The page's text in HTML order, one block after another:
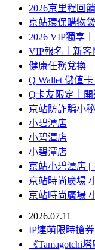
2026京里程回
京站環保購物
2026 VIP獨享
VIP報名｜新客
健康任務兌換
Q Wallet 儲值
Q卡友限定｜
京站防詐騙小
小碧潭店
小碧潭店
小碧潭店
京站小碧潭店 |
京站時尚廣場
京站時尚廣場
2026.07.11
IP連萌限時搶券
《Tamagotchi